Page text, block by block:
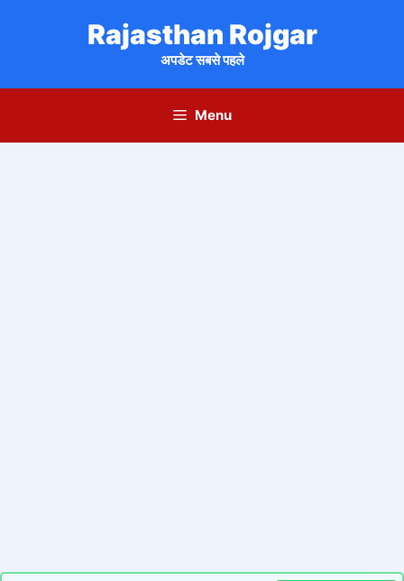
Rajasthan Rojgar
अपडेट सबसे पहले
Menu